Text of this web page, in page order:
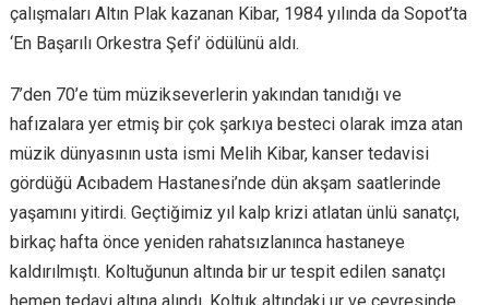
çalışmaları Altın Plak kazanan Kibar, 1984 yılında da Sopot’ta
‘En Başarılı Orkestra Şefi’ ödülünü aldı.
7’den 70’e tüm müzikseverlerin yakından tanıdığı ve
hafızalara yer etmiş bir çok şarkıya besteci olarak imza atan
müzik dünyasının usta ismi Melih Kibar, kanser tedavisi
gördüğü Acıbadem Hastanesi’nde dün akşam saatlerinde
yaşamını yitirdi. Geçtiğimiz yıl kalp krizi atlatan ünlü sanatçı,
birkaç hafta önce yeniden rahatsızlanınca hastaneye
kaldırılmıştı. Koltuğunun altında bir ur tespit edilen sanatçı
hemen tedavi altına alındı. Koltuk altındaki ur ve çevresinde